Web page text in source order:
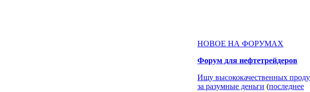
НОВОЕ НА ФОРУМАХ
Форум для нефтетрейдеров
Ищу высококачественных
за разумные деньги (последнее